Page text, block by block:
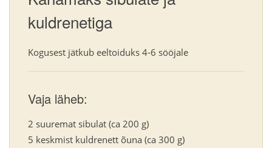
kuldrenetiga
Kogusest jätkub eeltoiduks 4-6 sööjale
Vaja läheb:
2 suuremat sibulat (ca 200 g)
5 keskmist kuldrenett õuna (ca 300 g)